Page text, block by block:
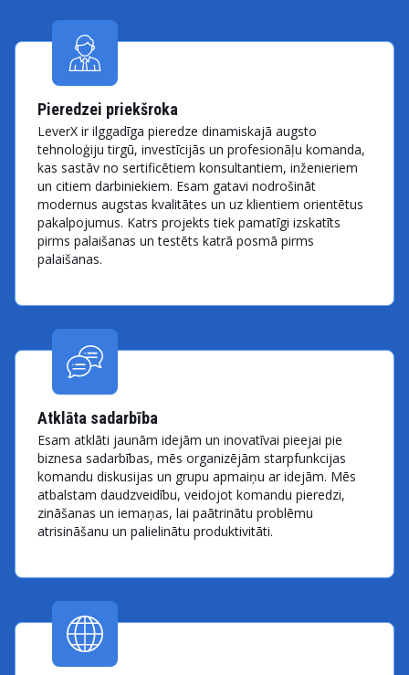
Pieredzei priekšroka
LeverX ir ilggadīga pieredze dinamiskajā augsto
tehnoloģiju tirgū, investīcijās un profesionāļu komanda,
kas sastāv no sertificētiem konsultantiem, inženieriem
un citiem darbiniekiem. Esam gatavi nodrošināt
modernus augstas kvalitātes un uz klientiem orientētus
pakalpojumus. Katrs projekts tiek pamatīgi izskatīts
pirms palaišanas un testēts katrā posmā pirms
palaišanas.
Atklāta sadarbība
Esam atklāti jaunām idejām un inovatīvai pieejai pie
biznesa sadarbības, mēs organizējām starpfunkcijas
komandu diskusijas un grupu apmaiņu ar idejām. Mēs
atbalstam daudzveidību, veidojot komandu pieredzi,
zināšanas un iemaņas, lai paātrinātu problēmu
atrisināšanu un palielinātu produktivitāti.